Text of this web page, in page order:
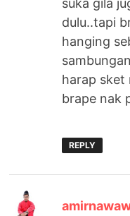
suka gila
dulu..tapi
hanging
harap
brape nak
REPLY